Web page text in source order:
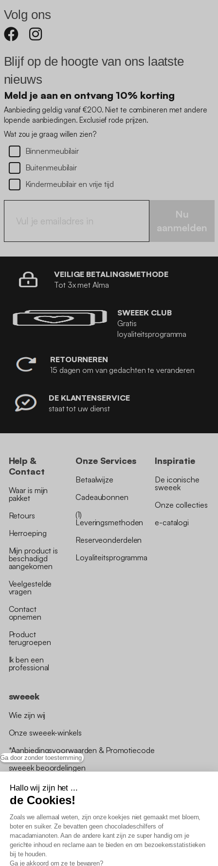
Ga door zonder toestemming
Hallo wij zijn het ...
de Cookies!
Zoals we allemaal weten, zijn onze koekjes niet gemaakt met bloem,
boter en suiker. Ze bevatten geen chocoladeschilfers of
macadamianoten. Aan de andere kant zijn ze super handig om je
gerichte inhoud en reclame aan te bieden en om bezoekersstatistieken
bij te houden.
Ga je akkoord om ze te bewaren?
Volg ons
Blijf op de hoogte van ons laatste
nieuws
Meld je aan en ontvang 10% korting
Aanbieding geldig vanaf €200. Niet te combineren met andere
lopende aanbiedingen. Exclusief rode prijzen.
Wat zou je graag willen zien?
Binnenmeubilair
Buitenmeubilair
Kindermeubilair en vrije tijd
Nu
aanmelden
VEILIGE BETALINGSMETHODE
Tot 3x met Alma
SWEEEK CLUB
Gratis
loyaliteitsprogramma
RETOURNEREN
15 dagen om van gedachten te veranderen
DE KLANTENSERVICE
staat tot uw dienst
Help &
Contact
Waar is mijn
pakket
Retours
Herroeping
Mijn product is
beschadigd
aangekomen
Veelgestelde
vragen
Contact
opnemen
Product
terugroepen
Ik ben een
professional
Onze Services
Betaalwijze
Cadeaubonnen
(1)
Leveringsmethoden
Reserveonderdelen
Loyaliteitsprogramma
Inspiratie
De iconische
sweeek
Onze collecties
e-catalogi
sweeek
Wie zijn wij
Onze sweeek-winkels
*Aanbiedingsvoorwaarden & Promotiecode
sweeek beoordelingen
Algemene verkoopsvoorwaarden
AV loyaliteitsprogramma
Beleid persoonsgegevens